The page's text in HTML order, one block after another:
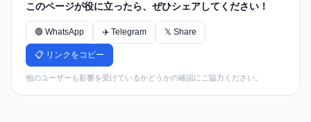
このページが役に立ったら、ぜひシェアしてください！
🟢 WhatsApp ✈️ Telegram 𝕏 Share
📋 リンクをコピー
他のユーザーも影響を受けているかどうかの確認にご協力ください。